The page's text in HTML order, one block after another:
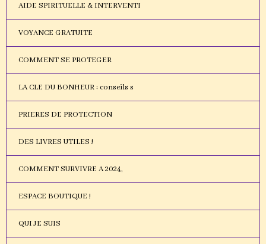
AIDE SPIRITUELLE & INTERVENTI
VOYANCE GRATUITE
COMMENT SE PROTEGER
LA CLE DU BONHEUR : conseils s
PRIERES DE PROTECTION
DES LIVRES UTILES !
COMMENT SURVIVRE A 2024,
ESPACE BOUTIQUE !
QUI JE SUIS